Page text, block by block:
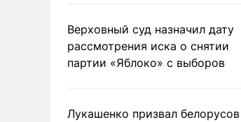
Верховный суд назначил дату
рассмотрения иска о снятии
партии «Яблоко» с выборов
Лукашенко призвал белорусов